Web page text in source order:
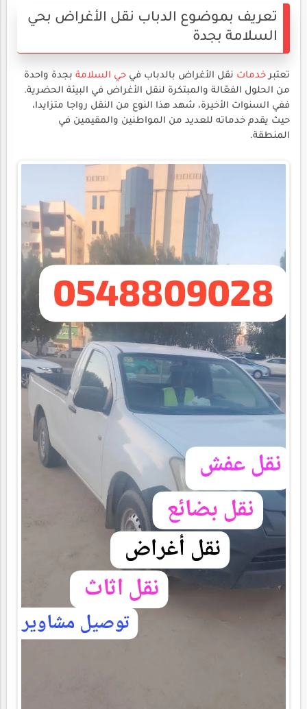
تعريف بموضوع الدباب نقل الأغراض بحي
السلامة بجدة
تعتبرخدمات نقل الأغراض بالدباب في حي السلامة بجدة واحدة
من الحلول الفعّالة والمبتكرة لنقل الأغراض في البيئة الحضرية.
ففي السنوات الأخيرة، شهد هذا النوع من النقل رواجا متزايدا،
حيث يقدم خدماته للعديد من المواطنين والمقيمين في
المنطقة.